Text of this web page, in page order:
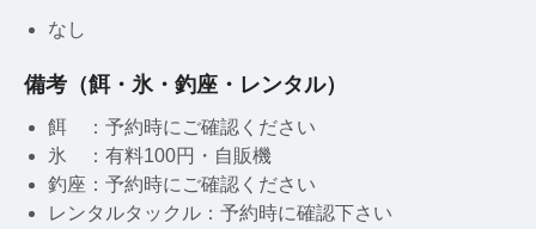
なし
備考（餌・氷・釣座・レンタル）
餌 ：予約時にご確認ください
氷 ：有料100円・自販機
釣座：予約時にご確認ください
レンタルタックル：予約時に確認下さい